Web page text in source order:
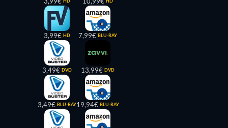
3,99€ HD
3,49€ DVD
3,49€ BLU-RAY
7,99€ BLU-RAY
13,99€ DVD
19,94€ BLU-RAY